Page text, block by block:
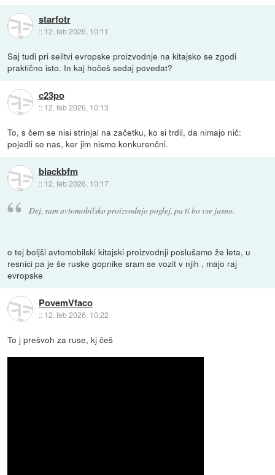
starfotr
:: 12. feb 2026, 10:11
Saj tudi pri selitvi evropske proizvodnje na kitajsko se zgodi
praktično isto. In kaj hočeš sedaj povedat?
c23po
:: 12. feb 2026, 10:13
To, s čem se nisi strinjal na začetku, ko si trdil, da nimajo nič:
pojedli so nas, ker jim nismo konkurenčni.
blackbfm
:: 12. feb 2026, 10:17
Dej, sam avtomobilsko proizvodnjo poglej, pa ti bo vse jasno.
o tej boljši avtomobilski kitajski proizvodnji poslušamo že leta, u
resnici pa je še ruske gopnike sram se vozit v njih , majo raj
evropske
PovemVfaco
:: 12. feb 2026, 10:22
To j prešvoh za ruse, kj češ